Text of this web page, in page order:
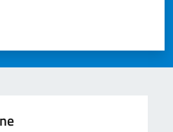
su 5
su 5